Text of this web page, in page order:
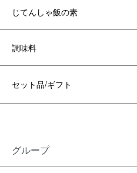
じてんしゃ飯の素
調味料
セット品/ギフト
グループ